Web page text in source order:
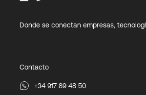
Donde se conectan empresas,
Contacto
+34 917 89 48 50